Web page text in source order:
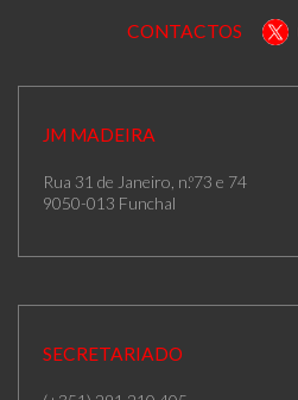
CONTACTOS
JM MADEIRA
Rua 31 de Janeiro, n.º73 e 74
9050-013 Funchal
SECRETARIADO